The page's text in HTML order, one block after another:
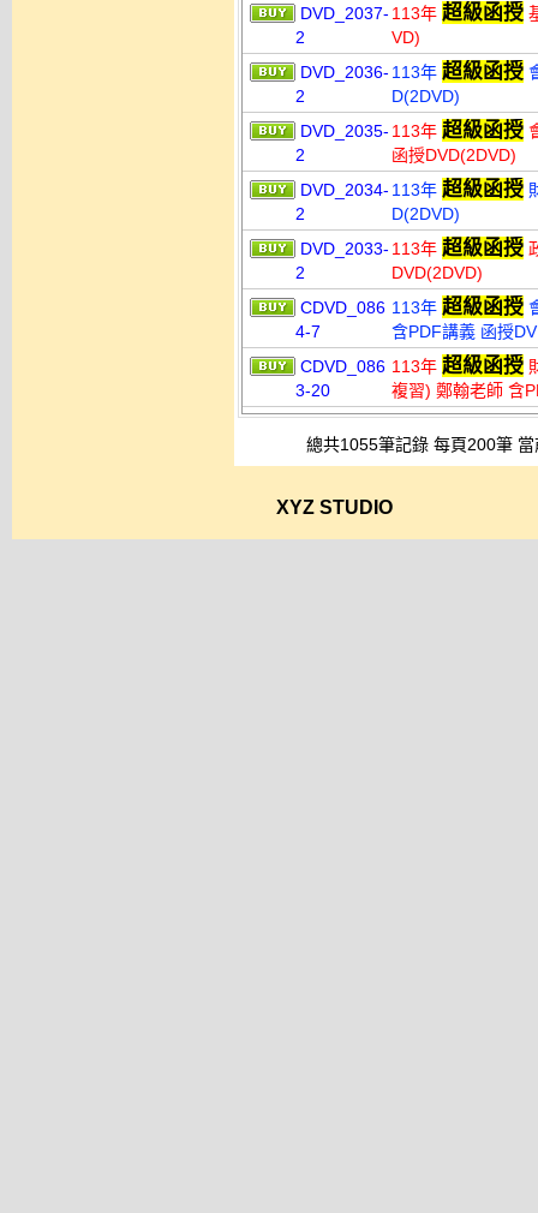
DVD_2037-
2
113年 超級函授
VD)
DVD_2036-
2
113年 超級函授
D(2DVD)
DVD_2035-
2
113年 超級函授
函授DVD(2DVD)
DVD_2034-
2
113年 超級函授
D(2DVD)
DVD_2033-
2
113年 超級函授
DVD(2DVD)
CDVD_086
4-7
113年 超級函授
含PDF講義 函授
CDVD_086
3-20
113年 超級函授
複習) 鄭翰老師 含
總共1055筆記錄 每頁200筆
XYZ STUDIO